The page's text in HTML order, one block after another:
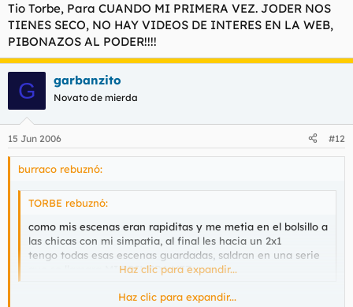
Tio Torbe, Para CUANDO MI PRIMERA VEZ. JODER NOS
TIENES SECO, NO HAY VIDEOS DE INTERES EN LA WEB,
PIBONAZOS AL PODER!!!!
G garbanzito
Novato de mierda
15 Jun 2006 #12
burraco rebuznó:
TORBE rebuznó:
como mis escenas eran rapiditas y me metia en el bolsillo a
las chicas con mi simpatia, al final les hacia un 2x1
tengo todas esas escenas guardadas, saldran en una serie
que se llamara MI PRIMERA VEZ
Haz clic para expandir...
Haz clic para expandir...